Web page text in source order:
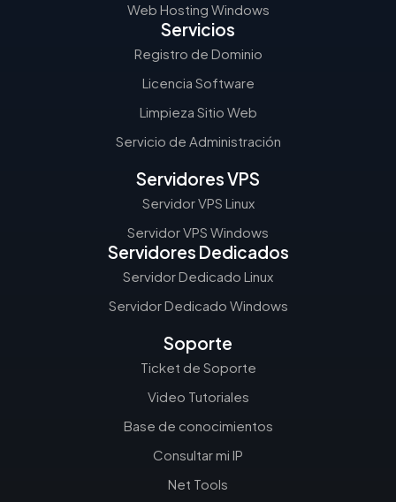
Web Hosting Windows
Servicios
Registro de Dominio
Licencia Software
Limpieza Sitio Web
Servicio de Administración
Servidores VPS
Servidor VPS Linux
Servidor VPS Windows
Servidores Dedicados
Servidor Dedicado Linux
Servidor Dedicado Windows
Soporte
Ticket de Soporte
Video Tutoriales
Base de conocimientos
Consultar mi IP
Net Tools